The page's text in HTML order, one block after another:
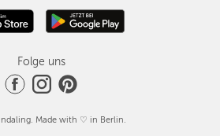
Folge uns
Made with ♡ in Berlin.